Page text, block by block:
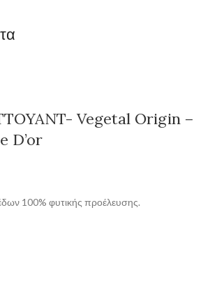
Vegetal Origin –
D’or
100% φυτικής προέλευσης.